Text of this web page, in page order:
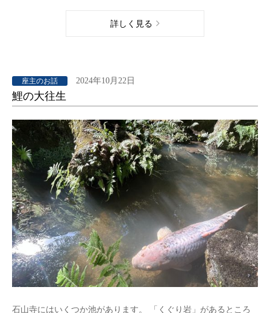
詳しく見る
座主のお話 2024年10月22日
鯉の大往生
石山寺にはいくつか池があります。 「くぐり岩」があるところ